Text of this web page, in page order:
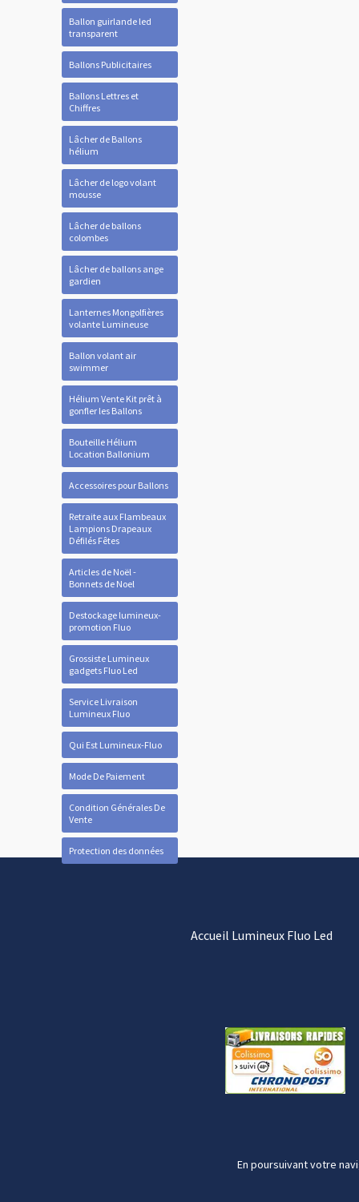
Ballon guirlande led
transparent
Ballons Publicitaires
Ballons Lettres et
Chiffres
Lâcher de Ballons
hélium
Lâcher de logo volant
mousse
Lâcher de ballons
colombes
Lâcher de ballons ange
gardien
Lanternes Mongolfières
volante Lumineuse
Ballon volant air
swimmer
Hélium Vente Kit prêt à
gonfler les Ballons
Bouteille Hélium
Location Ballonium
Accessoires pour Ballons
Retraite aux Flambeaux
Lampions Drapeaux
Défilés Fêtes
Articles de Noël -
Bonnets de Noel
Destockage lumineux-
promotion Fluo
Grossiste Lumineux
gadgets Fluo Led
Service Livraison
Lumineux Fluo
Qui Est Lumineux-Fluo
Mode De Paiement
Condition Générales De
Vente
Protection des données
Accueil Lumineux Fluo Led
En poursuivant votre